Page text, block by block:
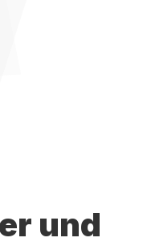
und